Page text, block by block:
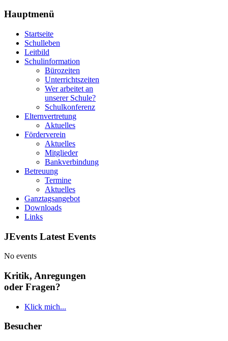
Hauptmenü
Startseite
Schulleben
Leitbild
Schulinformation
Bürozeiten
Unterrichtszeiten
Wer arbeitet an
unserer Schule?
Schulkonferenz
Elternvertretung
Aktuelles
Förderverein
Aktuelles
Mitglieder
Bankverbindung
Betreuung
Termine
Aktuelles
Ganztagsangebot
Downloads
Links
JEvents Latest Events
No events
Kritik, Anregungen
oder Fragen?
Klick mich...
Besucher